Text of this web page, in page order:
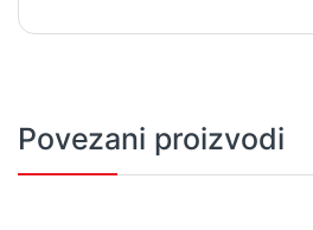
Povezani proizvodi